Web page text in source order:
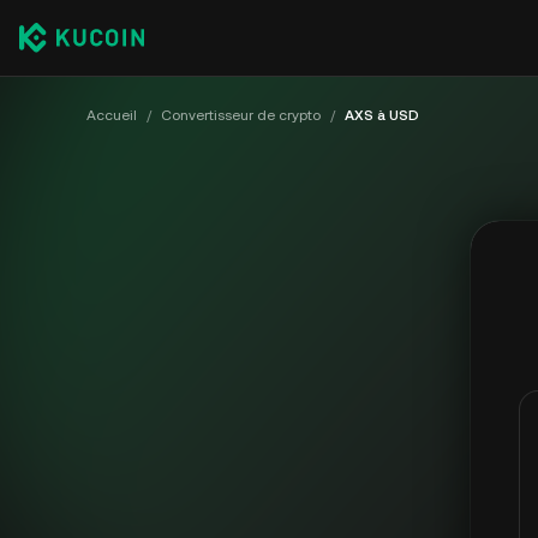
Accueil / Convertisseur de crypto / AXS à USD